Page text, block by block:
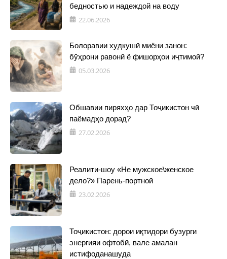
бедностью и надеждой на воду
22.06.2026
Болоравии худкушӣ миёни занон:
бӯҳрони равонӣ ё фишорҳои иҷтимоӣ?
05.03.2026
Обшавии пиряхҳо дар Тоҷикистон чӣ
паёмадҳо дорад?
27.02.2026
Реалити-шоу «Не мужское\женское
дело?» Парень-портной
23.02.2026
Тоҷикистон: дорои иқтидори бузурги
энергияи офтобӣ, вале амалан
истифоданашуда